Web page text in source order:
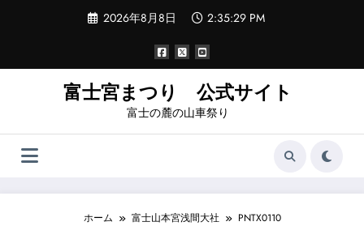
ツ
2026年8月8日 2:35:29 PM
富士宮まつり 公式サイト
富士の麓の山車祭り
ホーム 富士山本宮浅間大社 PNTX0110